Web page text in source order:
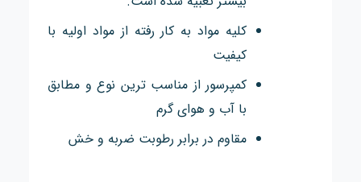
کلیه مواد به کار رفته از مواد اولیه با
کیفیت
کمپرسور از مناسب ترین نوع و مطابق
با آب و هوای گرم
مقاوم در برابر رطوبت ضربه و خش